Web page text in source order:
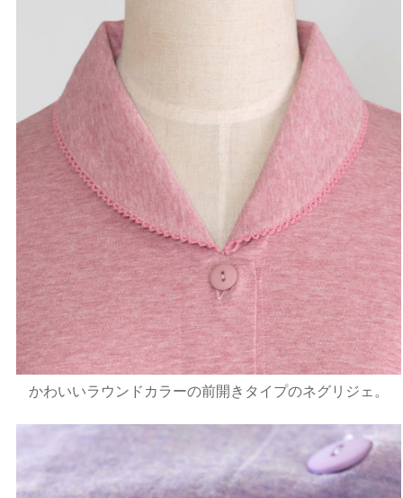
かわいいラウンドカラーの前開きタイプのネグリジェ。